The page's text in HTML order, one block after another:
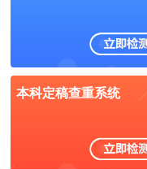
本科定稿查重系统